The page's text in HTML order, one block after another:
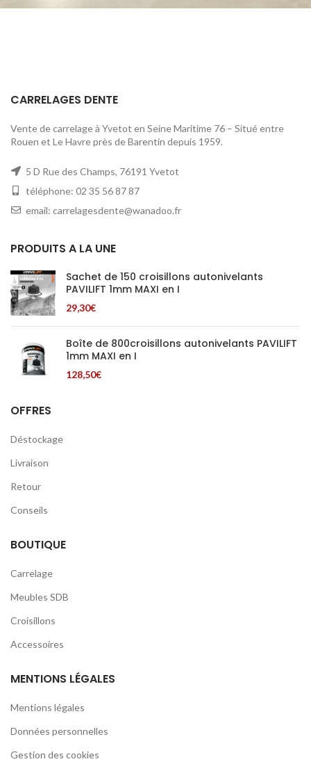
CARRELAGES DENTE
Vente de carrelage à Yvetot en Seine Maritime 76 – Situé entre
Rouen et Le Havre près de Barentin depuis 1959.
5 D Rue des Champs, 76191 Yvetot
téléphone: 02 35 56 87 87
email: carrelagesdente@wanadoo.fr
PRODUITS A LA UNE
Sachet de 150 croisillons autonivelants
PAVILIFT 1mm MAXI en I
29,30€
Boîte de 800croisillons autonivelants PAVILIFT
1mm MAXI en I
128,50€
OFFRES
Déstockage
Livraison
Retour
Conseils
BOUTIQUE
Carrelage
Meubles SDB
Croisillons
Accessoires
MENTIONS LÉGALES
Mentions légales
Données personnelles
Gestion des cookies